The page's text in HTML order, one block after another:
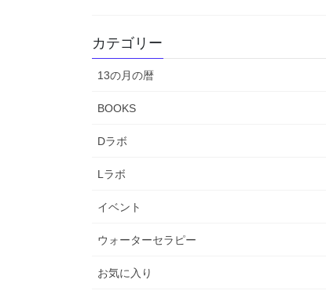
カテゴリー
13の月の暦
BOOKS
Dラボ
Lラボ
イベント
ウォーターセラピー
お気に入り